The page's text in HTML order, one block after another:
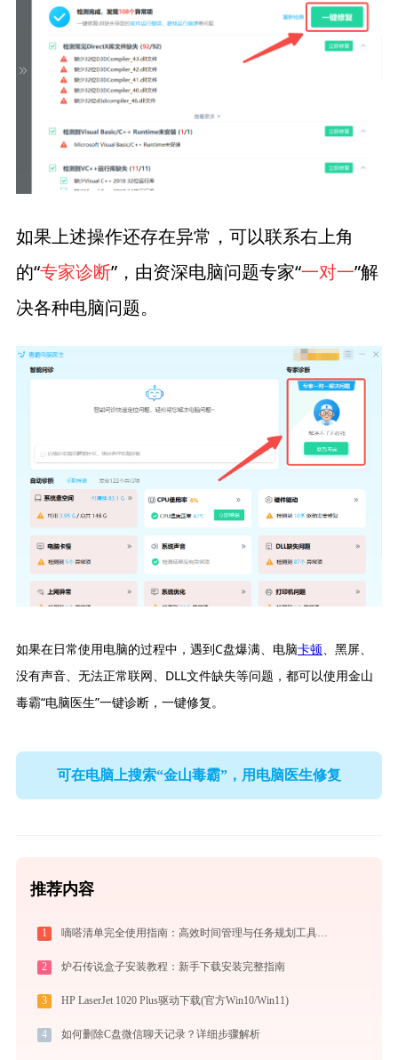
如果上述操作还存在异常，可以联系右上角
的“专家诊断”，由资深电脑问题专家“一对一”解
决各种电脑问题。
如果在日常使用电脑的过程中，遇到C盘爆满、电脑卡顿、黑屏、
没有声音、无法正常联网、DLL文件缺失等问题，都可以使用金山
毒霸“电脑医生”一键诊断，一键修复。
可在电脑上搜索“金山毒霸”，用电脑医生修复
推荐内容
1 嘀嗒清单完全使用指南：高效时间管理与任务规划工具，让你的每一天井井有条
2 炉石传说盒子安装教程：新手下载安装完整指南
3 HP LaserJet 1020 Plus驱动下载(官方Win10/Win11)
4 如何删除C盘微信聊天记录？详细步骤解析